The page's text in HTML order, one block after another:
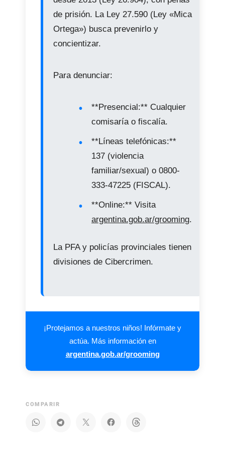
de prisión. La Ley 27.590 (Ley «Mica
Ortega») busca prevenirlo y
concientizar.
Para denunciar:
**Presencial:** Cualquier
comisaría o fiscalía.
**Líneas telefónicas:**
137 (violencia
familiar/sexual) o 0800-
333-47225 (FISCAL).
**Online:** Visita
argentina.gob.ar/grooming.
La PFA y policías provinciales tienen
divisiones de Cibercrimen.
¡Protejamos a nuestros niños! Infórmate y
actúa. Más información en
argentina.gob.ar/grooming
COMPARIR